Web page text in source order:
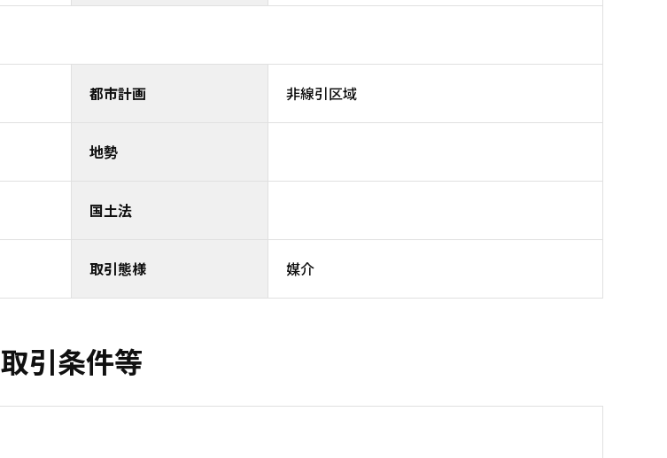
都市計画 非線引区域
地勢
国土法
取引態様 媒介
取引条件等